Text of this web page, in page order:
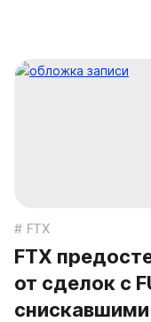
FTX
FTX
от сделок с